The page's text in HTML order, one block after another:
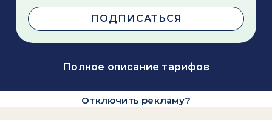
ПОДПИСАТЬСЯ
Полное описание тарифов
Отключить рекламу?